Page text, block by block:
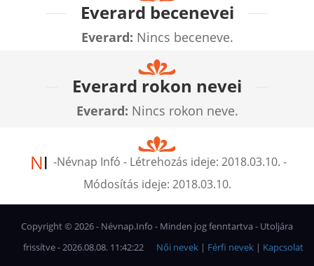
Everard becenevei
Everard: Nincs beceneve.
Everard rokon nevei
Everard: Nincs rokon neve.
-Névnap Infó - Létrehozás ideje: 2018.03.10. -
Módosítás ideje: 2018.03.10.
Copyright © 2026- Névnap.Info - Minden jog fenntartva - Utoljára
frissítve - 2026.08.08. 11:42:22
Kapcsolat
|
Férfi nevek
|
Női nevek